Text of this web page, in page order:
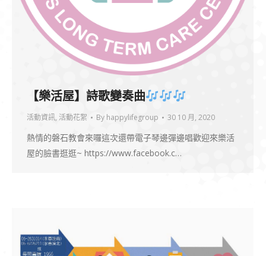
【樂活屋】詩歌變奏曲
活動資訊, 活動花絮 By happylifegroup 30 10 月, 2020
熱情的磐石教會來囉這次還帶電子琴邊彈邊唱歡迎來樂活
屋的臉書逛逛~ https://www.facebook.c…